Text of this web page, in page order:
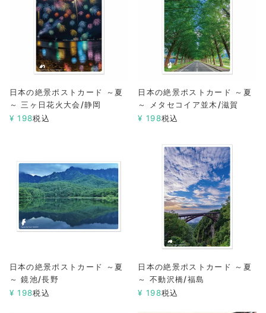
日本の絶景ポストカード ～夏
～ 三ヶ日花火大会/静岡
¥ 198税込
日本の絶景ポストカード ～夏
～ メタセコイア並木/滋賀
¥ 198税込
日本の絶景ポストカード ～夏
～ 鏡池/長野
¥ 198税込
日本の絶景ポストカード ～夏
～ 不動沢橋/福島
¥ 198税込